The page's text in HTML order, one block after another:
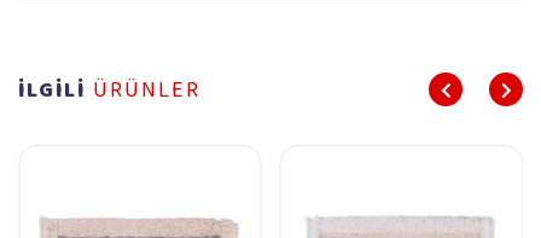
İLGİLİ ÜRÜNLER